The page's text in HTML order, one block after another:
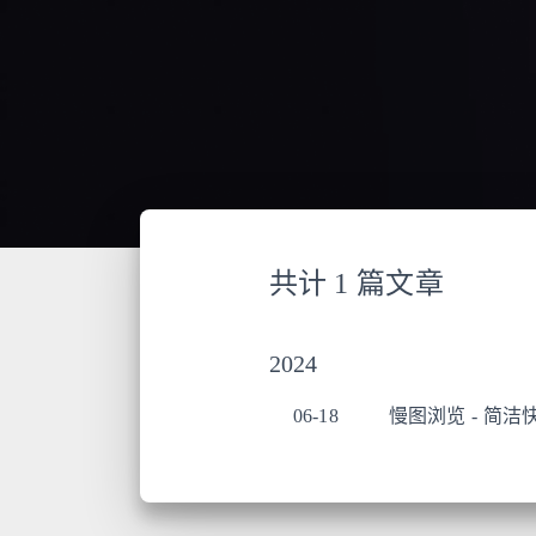
共计 1 篇文章
2024
06-18 慢图浏览 - 简洁